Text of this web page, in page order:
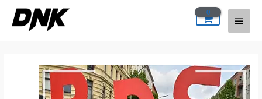
المحتوى
القائمة
الرئيسية